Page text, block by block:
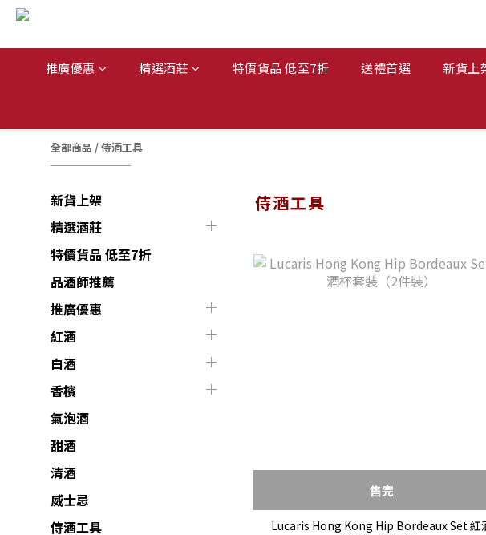
推廣優惠 精選酒莊 特價貨品 低至7折 送禮首選 新貨上
全部商品 /侍酒工具
新貨上架
精選酒莊
特價貨品 低至7折
品酒師推薦
推廣優惠
紅酒
白酒
香檳
氣泡酒
甜酒
清酒
威士忌
侍酒工具
侍酒工具
售完
Lucaris Hong Kong Hip Bordeaux Set 紅